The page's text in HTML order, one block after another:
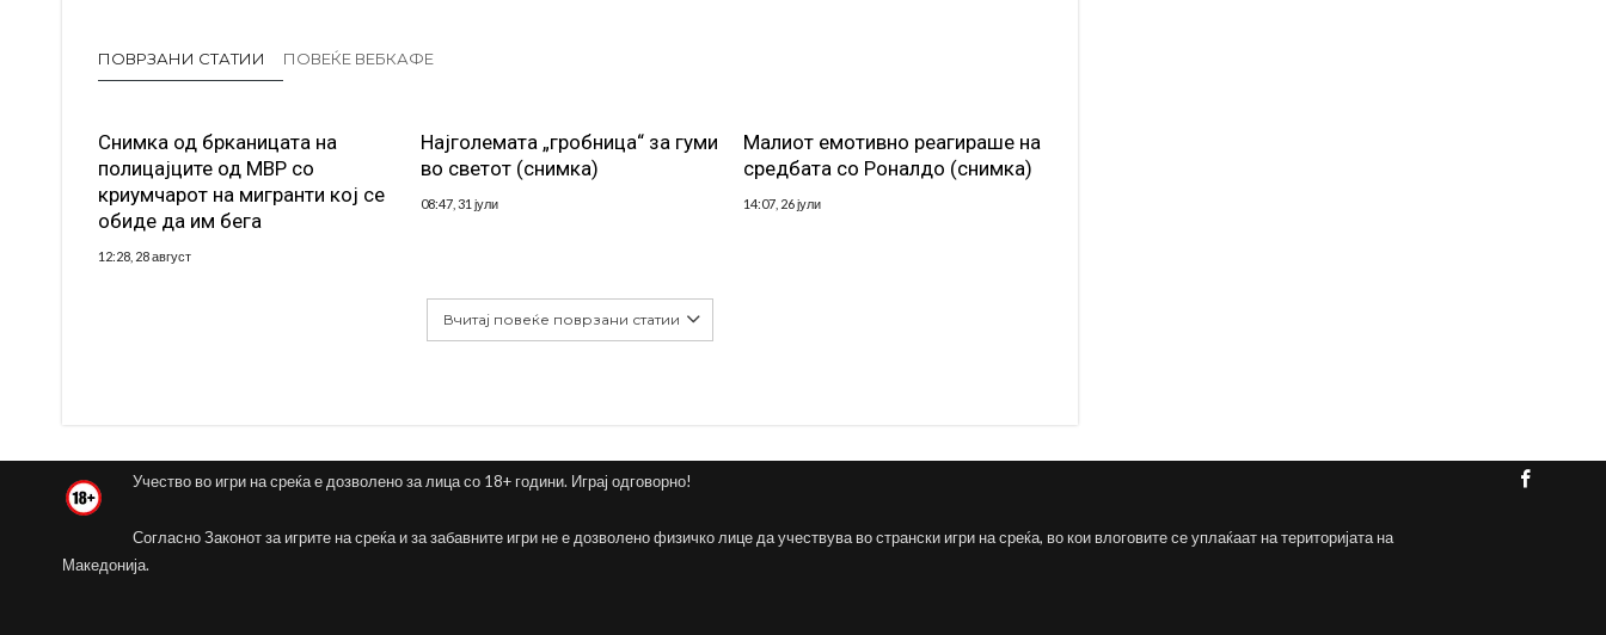
ПОВРЗАНИ СТАТИИ ПОВЕЌЕ ВЕБКАФЕ
Снимка од брканицата на
полицајците од МВР со
криумчарот на мигранти кој се
обиде да им бега
12:28, 28 август
Најголемата „гробница“ за гуми
во светот (снимка)
08:47, 31 јули
Малиот емотивно реагираше на
средбата со Роналдо (снимка)
14:07, 26 јули
Вчитај повеќе поврзани статии
Учество во игри на среќа е дозволено за лица со 18+ години. Играј одговорно!
Согласно Законот за игрите на среќа и за забавните игри не е дозволено физичко лице да учествува во странски игри на среќа, во кои влоговите се уплаќаат на територијата на
Македонија.